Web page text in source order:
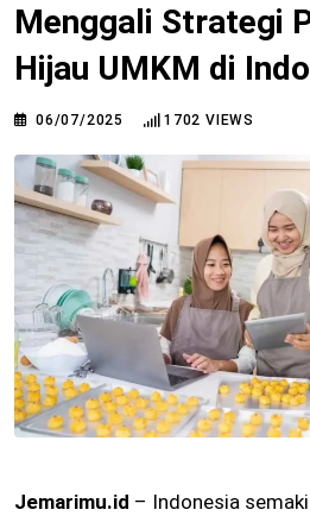
Menggali Strategi
Hijau UMKM di
06/07/2025 1702 VIEWS
Jemarimu.id – Indonesia